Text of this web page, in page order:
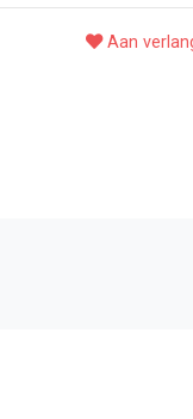
Aan